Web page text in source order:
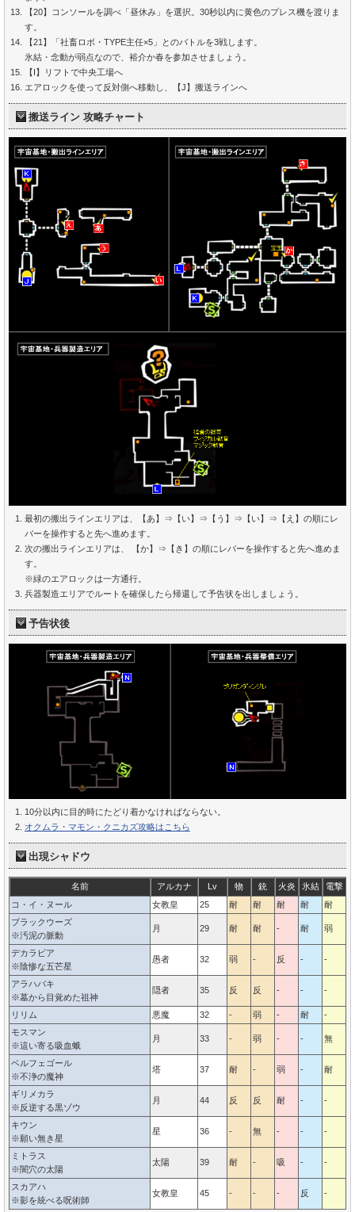
【20】コンソールを調べ「昼休み」を選択。30秒以内に黄色のプレス機を渡りま
す。
【21】「社畜ロボ・TYPE主任×5」とのバトルを3戦します。
氷結・念動が弱点なので、裕介か春を参加させましょう。
【I】リフトで中央工場へ
エアロックを使って反対側へ移動し、【J】搬送ラインへ
搬送ライン 攻略チャート
最初の搬出ラインエリアは、【あ】⇒【い】⇒【う】⇒【い】⇒【え】の順にレ
バーを操作すると先へ進めます。
次の搬出ラインエリアは、 【か】⇒【き】の順にレバーを操作すると先へ進めま
す。
※緑のエアロックは一方通行。
兵器製造エリアでルートを確保したら帰還して予告状を出しましょう。
予告状後
10分以内に目的時にたどり着かなければならない。
オクムラ・マモン・クニカズ攻略はこちら
出現シャドウ
名前 アルカナ Lv 物 銃 火炎 氷結 電撃
コ・イ・ヌール
女教皇 25 耐 耐 耐 耐 耐
ブラックウーズ
※汚泥の脈動
月 29 耐 耐 - 耐 弱
デカラビア
※陰惨な五芒星
愚者 32 弱 - 反 - -
アラハバキ
※墓から目覚めた祖神
隠者 35 反 反 - - -
リリム 悪魔 32 - 弱 - 耐 -
モスマン
※這い寄る吸血蛾
月 33 - 弱 - - 無
ベルフェゴール
※不浄の魔神
塔 37 耐 - 弱 - 耐
ギリメカラ
※反逆する黒ゾウ
月 44 反 反 耐 - -
キウン
※願い無き星
星 36 - 無 - - -
ミトラス
※闇穴の太陽
太陽 39 耐 - 吸 - -
スカアハ
※影を統べる呪術師
女教皇 45 - - - 反 -